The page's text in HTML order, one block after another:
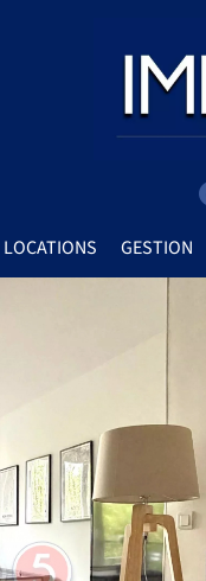
LOCATIONS GESTION